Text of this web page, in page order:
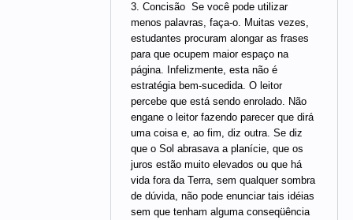
3. Concisão  Se você pode utilizar
menos palavras, faça-o. Muitas vezes,
estudantes procuram alongar as frases
para que ocupem maior espaço na
página. Infelizmente, esta não é
estratégia bem-sucedida. O leitor
percebe que está sendo enrolado. Não
engane o leitor fazendo parecer que dirá
uma coisa e, ao fim, diz outra. Se diz
que o Sol abrasava a planície, que os
juros estão muito elevados ou que há
vida fora da Terra, sem qualquer sombra
de dúvida, não pode enunciar tais idéias
sem que tenham alguma conseqüência